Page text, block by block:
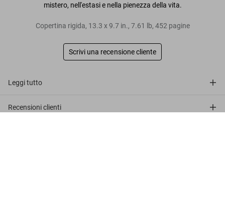
mistero, nell'estasi e nella pienezza della vita.
Copertina rigida, 13.3 x9.7 in., 7.61 lb, 452 pagine
Scrivi una recensione cliente
Leggi tutto
Recensioni clienti